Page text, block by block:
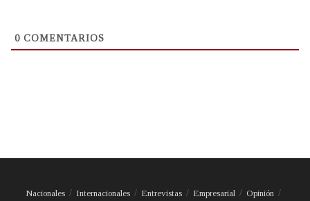
0 COMENTARIOS
Nacionales Internacionales Entrevistas Empresarial Opinión